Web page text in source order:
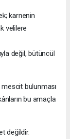
karnenin
velilere
değil, bütüncül
mescit bulunması
bu amaçla
değildir.